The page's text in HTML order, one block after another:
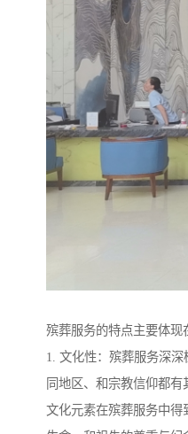
殡葬服务的特点主要体现
1. 文化性：殡葬服务深
同地区、和宗教信仰都
文化元素在殡葬服务中